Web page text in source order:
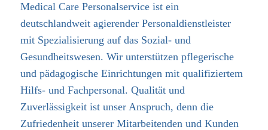
Medical Care Personalservice ist ein
deutschlandweit agierender Personaldienstleister
mit Spezialisierung auf das Sozial- und
Gesundheitswesen. Wir unterstützen pflegerische
und pädagogische Einrichtungen mit qualifiziertem
Hilfs- und Fachpersonal. Qualität und
Zuverlässigkeit ist unser Anspruch, denn die
Zufriedenheit unserer Mitarbeitenden und Kunden